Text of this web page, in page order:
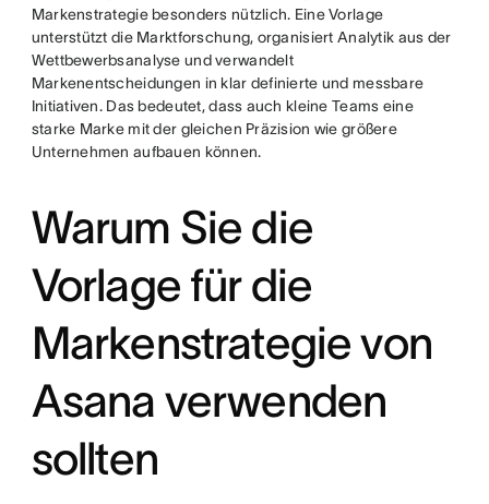
Markenstrategie besonders nützlich. Eine Vorlage
unterstützt die Marktforschung, organisiert Analytik aus der
Wettbewerbsanalyse und verwandelt
Markenentscheidungen in klar definierte und messbare
Initiativen. Das bedeutet, dass auch kleine Teams eine
starke Marke mit der gleichen Präzision wie größere
Unternehmen aufbauen können.
Warum Sie die
Vorlage für die
Markenstrategie von
Asana verwenden
sollten